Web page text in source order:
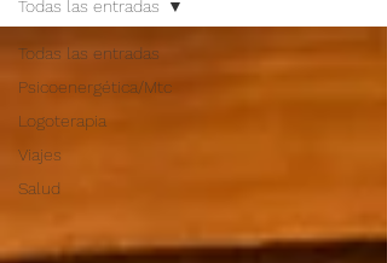
Todas las entradas
Psicoenergética/Mtc
Logoterapia
Viajes
Salud
Todas las entradas